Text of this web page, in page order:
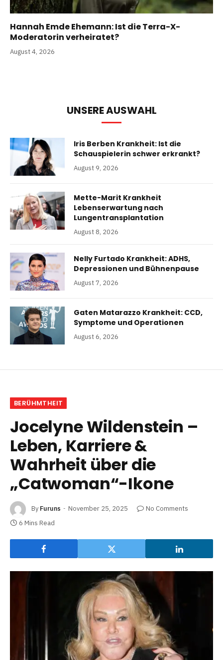
Hannah Emde Ehemann: Ist die Terra-X-
Moderatorin verheiratet?
August 4, 2026
UNSERE AUSWAHL
Iris Berben Krankheit: Ist die
Schauspielerin schwer erkrankt?
August 9, 2026
Mette-Marit Krankheit
Lebenserwartung nach
Lungentransplantation
August 8, 2026
Nelly Furtado Krankheit: ADHS,
Depressionen und Bühnenpause
August 7, 2026
Gaten Matarazzo Krankheit: CCD,
Symptome und Operationen
August 6, 2026
BERÜHMTHEIT
Jocelyne Wildenstein –
Leben, Karriere &
Wahrheit über die
„Catwoman“-Ikone
By Furuns November 25, 2025
No Comments
6 Mins Read